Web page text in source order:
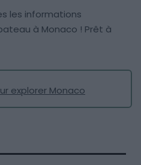
les informations
à Monaco ! Prêt à
explorer Monaco